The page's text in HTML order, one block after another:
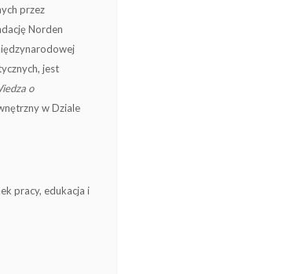
przez
Norden
jest
o
w Dziale
pracy, edukacja i